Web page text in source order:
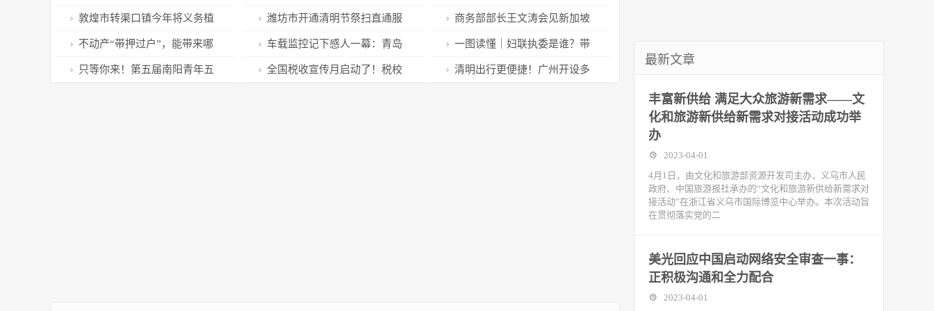
求——文化和旅游新供给新需求
对接活动成功举办
芳华园游会 一体化高质量发展论坛开幕
敦煌市转渠口镇今年将义务植
树6万余株
​潍坊市开通清明节祭扫直通服
务 倡议“鲜花换纸钱”
商务部部长王文涛会见新加坡
贸工部部长颜金勇
不动产“带押过户”，能带来哪
些便利
车载监控记下感人一幕：青岛
街头，这俩人的助老举动太暖了
一图读懂｜妇联执委是谁？带
你一图了解妇联执委
只等你来！第五届南阳青年五 全国税收宣传月启动了！税校 清明出行更便捷！广州开设多
最新文章
丰富新供给 满足大众旅游新需求——文
化和旅游新供给新需求对接活动成功举
办
2023-04-01
4月1日，由文化和旅游部资源开发司主办，义乌市人民
政府、中国旅游报社承办的“文化和旅游新供给新需求对
接活动”在浙江省义乌市国际博览中心举办。本次活动旨
在贯彻落实党的二
美光回应中国启动网络安全审查一事：
正积极沟通和全力配合
2023-04-01